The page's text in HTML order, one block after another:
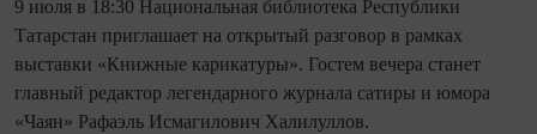
9 июля в 18:30 Национальная библиотека Республики
Татарстан приглашает на открытый разговор в рамках
выставки «Книжные карикатуры». Гостем вечера станет
главный редактор легендарного журнала сатиры и юмора
«Чаян» Рафаэль Исмагилович Халилуллов.